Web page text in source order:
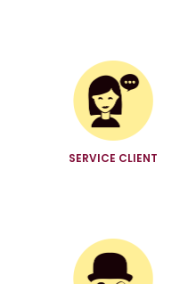
SERVICE CLIENT